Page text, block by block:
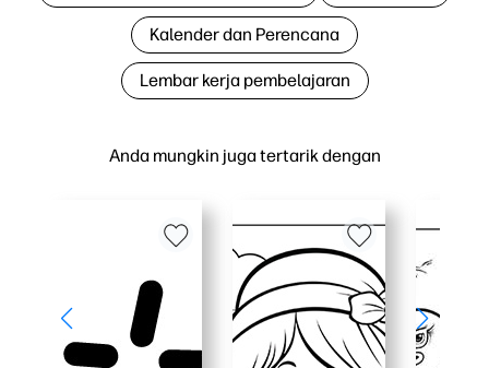
Anda mungkin juga tertarik dengan
Kalender dan Perencana
Lembar kerja pembelajaran